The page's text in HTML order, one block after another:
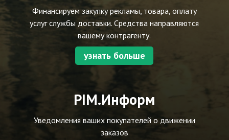
Финансируем закупку рекламы, товара, оплату
услуг службы доставки. Средства направляются
вашему контрагенту.
узнать больше
PIM.Информ
Уведомления ваших покупателей о движении
заказов